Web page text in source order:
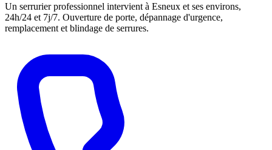
Un serrurier professionnel intervient à Esneux et ses environs,
24h/24 et 7j/7. Ouverture de porte, dépannage d'urgence,
remplacement et blindage de serrures.